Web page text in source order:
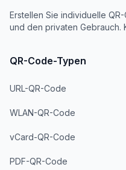
Erstellen Sie individuelle
und den privaten Gebrauch.
QR-Code-Typen
URL-QR-Code
WLAN-QR-Code
vCard-QR-Code
PDF-QR-Code